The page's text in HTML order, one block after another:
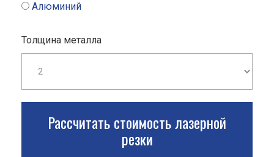
Алюминий
Толщина металла
Рассчитать стоимость лазерной
резки